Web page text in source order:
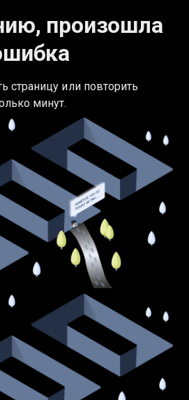
произошла
страницу или повторить
минут.